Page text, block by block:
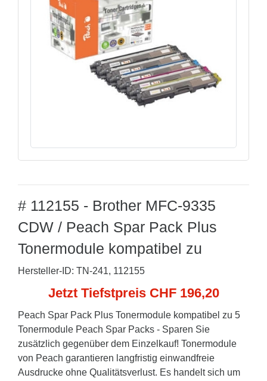
# 112155 - Brother MFC-9335
CDW / Peach Spar Pack Plus
Tonermodule kompatibel zu
Hersteller-ID: TN-241, 112155
Jetzt Tiefstpreis CHF 196,20
Peach Spar Pack Plus Tonermodule kompatibel zu 5
Tonermodule Peach Spar Packs - Sparen Sie
zusätzlich gegenüber dem Einzelkauf! Tonermodule
von Peach garantieren langfristig einwandfreie
Ausdrucke ohne Qualitätsverlust. Es handelt sich um